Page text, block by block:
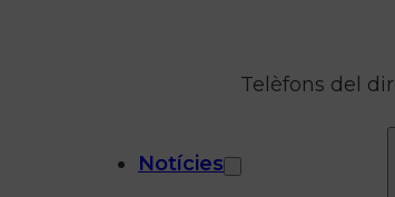
Telèfons del
Notícies